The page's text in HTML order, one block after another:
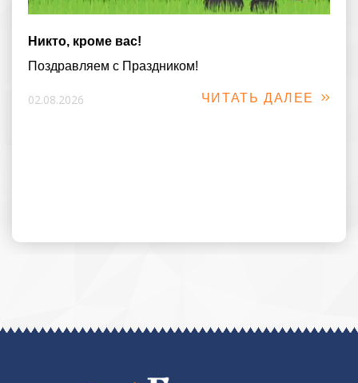
Никто, кроме вас!
Поздравляем с Праздником!
02.08.2026 ЧИТАТЬ ДАЛЕЕ